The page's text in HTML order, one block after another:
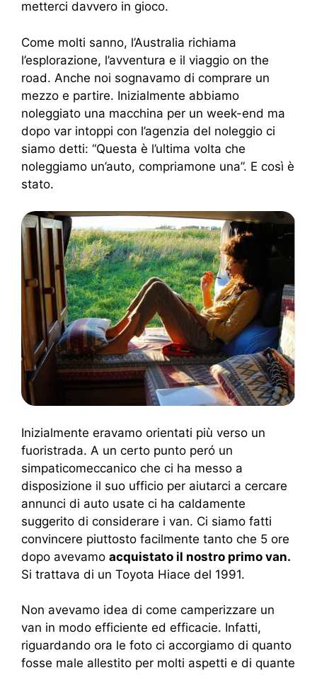
metterci davvero in gioco.
Come molti sanno, l’Australia richiama
l’esplorazione, l’avventura e il viaggio on the
road. Anche noi sognavamo di comprare un
mezzo e partire. Inizialmente abbiamo
noleggiato una macchina per un week-end ma
dopo var intoppi con l’agenzia del noleggio ci
siamo detti: “Questa è l’ultima volta che
noleggiamo un’auto, compriamone una”. E così è
stato.
Inizialmente eravamo orientati più verso un
fuoristrada. A un certo punto peró un
simpaticomeccanico che ci ha messo a
disposizione il suo ufficio per aiutarci a cercare
annunci di auto usate ci ha caldamente
suggerito di considerare i van. Ci siamo fatti
convincere piuttosto facilmente tanto che 5 ore
dopo avevamo acquistato il nostro primo van.
Si trattava di un Toyota Hiace del 1991.
Non avevamo idea di come camperizzare un
van in modo efficiente ed efficacie. Infatti,
riguardando ora le foto ci accorgiamo di quanto
fosse male allestito per molti aspetti e di quante